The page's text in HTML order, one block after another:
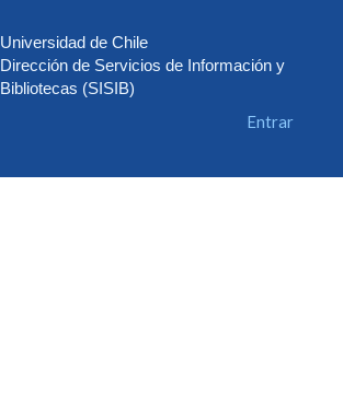
Universidad de Chile
Dirección de Servicios de Información y
Bibliotecas (SISIB)
Entrar